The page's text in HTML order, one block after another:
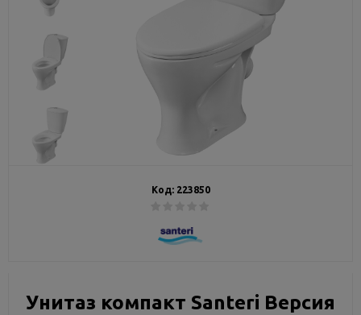
Код: 223850
Унитаз компакт Santeri Версия